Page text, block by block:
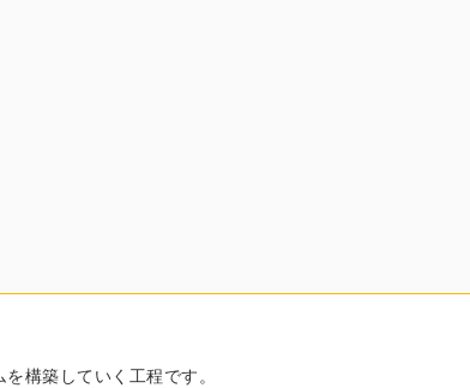
構築していく工程です。